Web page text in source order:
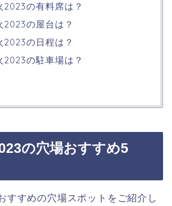
2023の有料席は？
2023の屋台は？
2023の日程は？
2023の駐車場は？
の穴場おすすめ5
すすめの穴場スポットをご紹介し